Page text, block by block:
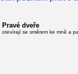
Pravé dveře
otevírají se směrem ke mně a